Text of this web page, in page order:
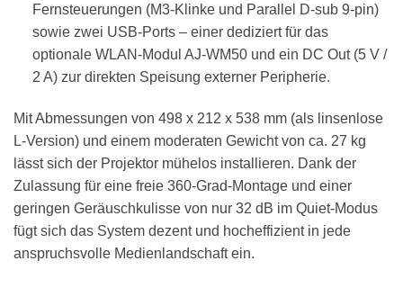
Fernsteuerungen (M3-Klinke und Parallel D-sub 9-pin)
sowie zwei USB-Ports – einer dediziert für das
optionale WLAN-Modul AJ-WM50 und ein DC Out (5 V /
2 A) zur direkten Speisung externer Peripherie.
Mit Abmessungen von 498 x 212 x 538 mm (als linsenlose
L-Version) und einem moderaten Gewicht von ca. 27 kg
lässt sich der Projektor mühelos installieren. Dank der
Zulassung für eine freie 360-Grad-Montage und einer
geringen Geräuschkulisse von nur 32 dB im Quiet-Modus
fügt sich das System dezent und hocheffizient in jede
anspruchsvolle Medienlandschaft ein.